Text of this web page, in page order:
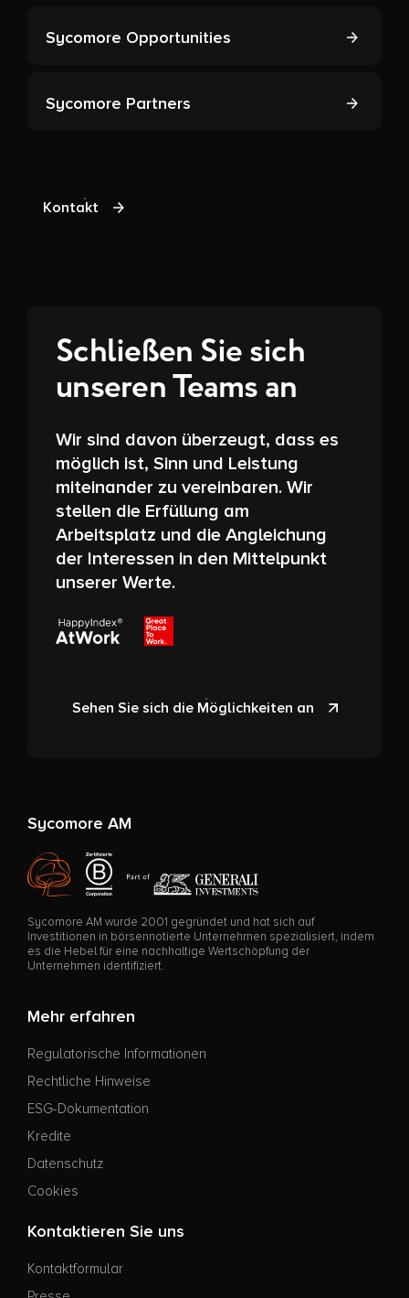
Sycomore Opportunities
Sycomore Partners
Kontakt
Schließen Sie sich
unseren Teams an
Wir sind davon überzeugt, dass es
möglich ist, Sinn und Leistung
miteinander zu vereinbaren. Wir
stellen die Erfüllung am
Arbeitsplatz und die Angleichung
der Interessen in den Mittelpunkt
unserer Werte.
Sehen Sie sich die Möglichkeiten an
Sycomore AM
Sycomore AM wurde 2001 gegründet und hat sich auf
Investitionen in börsennotierte Unternehmen spezialisiert, indem
es die Hebel für eine nachhaltige Wertschöpfung der
Unternehmen identifiziert.
Mehr erfahren
Regulatorische Informationen
Rechtliche Hinweise
ESG-Dokumentation
Kredite
Datenschutz
Cookies
Kontaktieren Sie uns
Kontaktformular